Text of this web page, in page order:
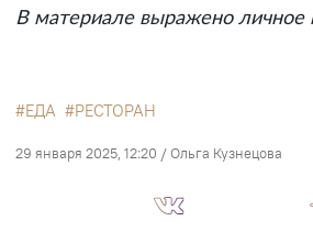
В материале выражено личное
ЕДА РЕСТОРАН
29 января 2025, 12:20 / Ольга Кузнецова